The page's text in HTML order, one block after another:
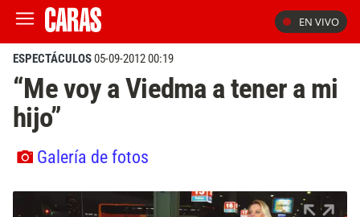
EN VIVO
ESPECTÁCULOS05-09-2012 00:19
“Me voy a Viedma a tener a mi
hijo”
Galería de fotos